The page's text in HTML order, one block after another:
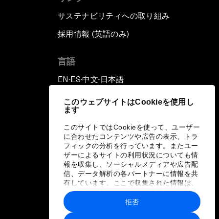
このウェブサイトはCookieを使用し
ます
このサイトではCookieを使って、ユーザー
に合わせたコンテンツや広告の表示、トラ
フィックの分析を行っています。またユー
ザーによるサイトの利用状況についても情
報を収集し、ソーシャルメディアや広告配
信、データ解析の各パートナーに情報を共
有しています。ここで収集された情報は、
ユーザーが各パートナーに提供した他の情
報や各パートナーのサービスを使用した際
に収集された情報と組み合わされ、各パー
拒否
サステナビリティへの取り組み
採用情報 (英語のみ)
言語
EN ▪ ES▪中文▪ 日本語